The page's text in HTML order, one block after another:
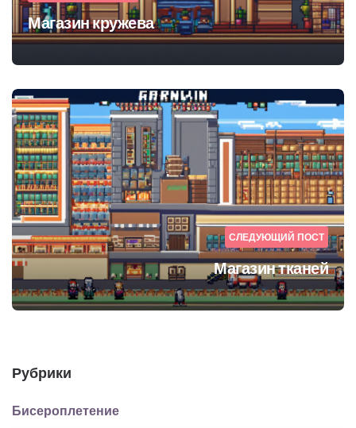
Магазин кружева
СЛЕДУЮЩИЙ ПОСТ
Магазин тканей
Рубрики
Бисероплетение